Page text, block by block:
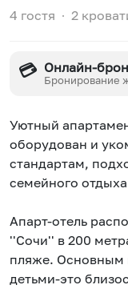
4 гостя ∙ 2
💳 Онлайн-
Бронирование
Уютный
оборудован и
стандартам,
семейного отдыха
Апарт-отель
''Сочи'' в 200
пляже. Основным
детьми-это